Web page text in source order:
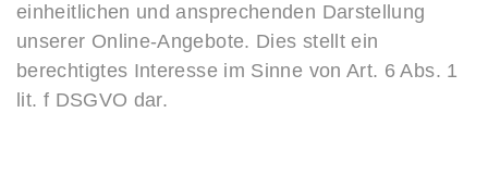
einheitlichen und ansprechenden Darstellung
unserer Online-Angebote. Dies stellt ein
berechtigtes Interesse im Sinne von Art. 6 Abs. 1
lit. f DSGVO dar.